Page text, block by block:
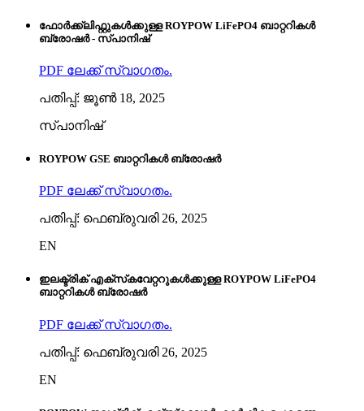
ഫോർക്ക്ലിഫ്റ്റുകൾക്കുള്ള ROYPOW LiFePO4 ബാറ്ററികൾ
ബ്രോഷർ - സ്പാനിഷ്
PDF ലേക്ക് സ്വാഗതം.
പതിപ്പ്: ജൂൺ 18, 2025
സ്പാനിഷ്
ROYPOW GSE ബാറ്ററികൾ ബ്രോഷർ
PDF ലേക്ക് സ്വാഗതം.
പതിപ്പ്: ഫെബ്രുവരി 26, 2025
EN
ഇലക്ട്രിക് എക്‌സ്‌കവേറ്ററുകൾക്കുള്ള ROYPOW LiFePO4
ബാറ്ററികൾ ബ്രോഷർ
PDF ലേക്ക് സ്വാഗതം.
പതിപ്പ്: ഫെബ്രുവരി 26, 2025
EN